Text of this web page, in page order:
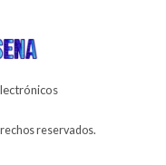
reservados.